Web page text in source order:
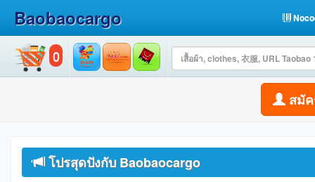
Baobaocargo
0
สมั
โปรสุดปังกับ Baobaocargo